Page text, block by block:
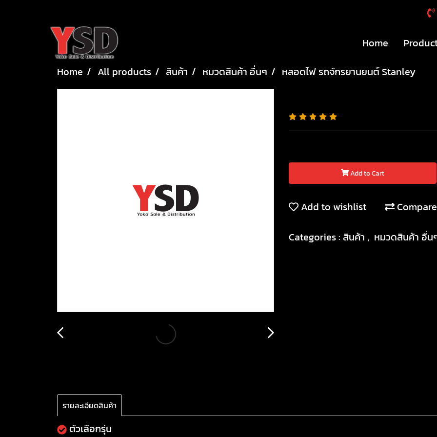
Home
Home
All products สินค้า หมวดสินค้า อื่นๆ หลอดไฟ รถจักรยานยนต์ Stanley
Add to Cart
Add to wishlist Compare
Categories : สินค้า , หมวดสินค้า อื่น
รายละเอียดสินค้า
ตัวเลือกรุ่น